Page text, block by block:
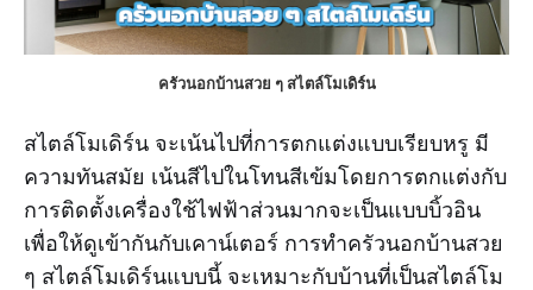
ครัวนอกบ้านสวย ๆ สไตล์โมเดิร์น
สไตล์โมเดิร์น จะเน้นไปที่การตกแต่งแบบเรียบหรู มี
ความทันสมัย เน้นสีไปในโทนสีเข้มโดยการตกแต่งกับ
การติดตั้งเครื่องใช้ไฟฟ้าส่วนมากจะเป็นแบบบิ้วอิน
เพื่อให้ดูเข้ากันกับเคาน์เตอร์ การทำครัวนอกบ้านสวย
ๆ สไตล์โมเดิร์นแบบนี้ จะเหมาะกับบ้านที่เป็นสไตล์โม